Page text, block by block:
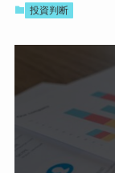
投資判断